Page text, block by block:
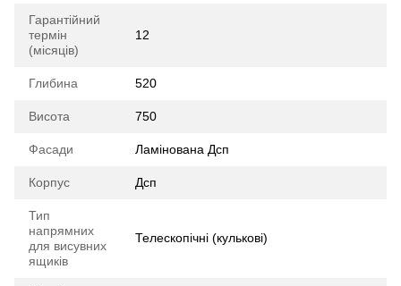
Гарантійний
термін
(місяців)
12
Глибина 520
Висота 750
Фасади Ламінована Дсп
Корпус Дсп
Тип
напрямних
для висувних
ящиків
Телескопічні (кулькові)